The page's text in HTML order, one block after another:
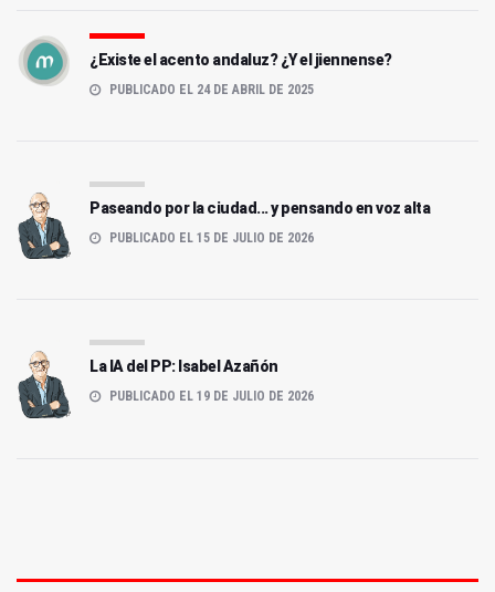
¿Existe el acento andaluz? ¿Y el jiennense?
PUBLICADO EL 24 DE ABRIL DE 2025
Paseando por la ciudad... y pensando en voz alta
PUBLICADO EL 15 DE JULIO DE 2026
La IA del PP: Isabel Azañón
PUBLICADO EL 19 DE JULIO DE 2026